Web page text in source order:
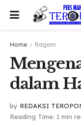
Home Ragam
dalam
by REDAKSI
Reading Time: 1 min